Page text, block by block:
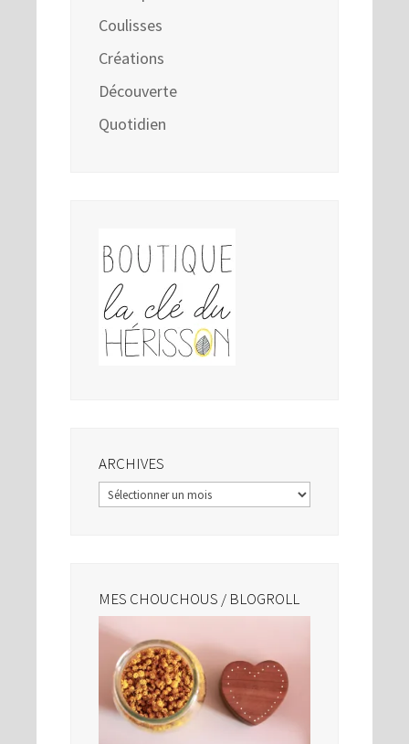
Coulisses
Créations
Découverte
Quotidien
ARCHIVES
Archives
MES CHOUCHOUS / BLOGROLL